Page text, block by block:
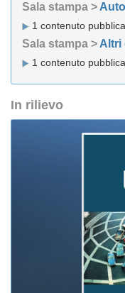
Sala stampa >
1 contenuto
Sala stampa > Altri
1 contenuto
In rilievo